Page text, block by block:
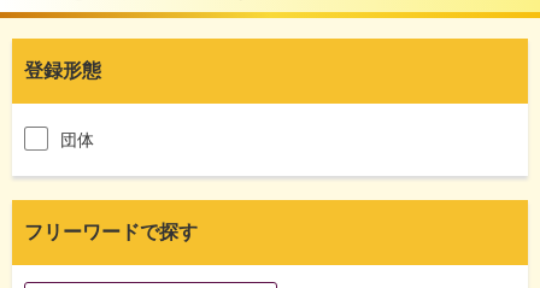
登録形態
団体
フリーワードで探す